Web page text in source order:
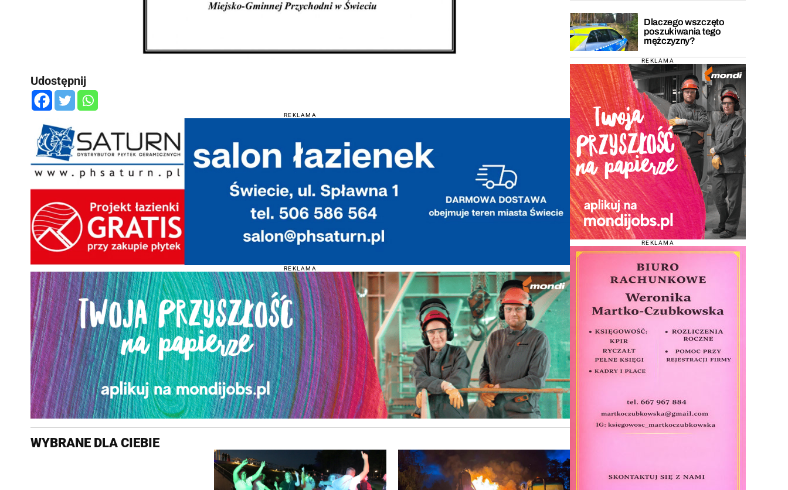
Udostępnij
REKLAMA
REKLAMA
WYBRANE DLA CIEBIE
Dlaczego wszczęto
poszukiwania tego
mężczyzny?
REKLAMA
REKLAMA